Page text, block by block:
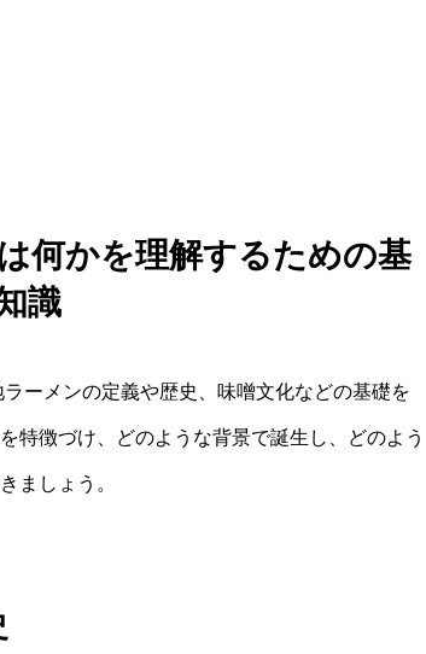
何かを理解するための基
識
ーメンの定義や歴史、味噌文化などの基礎を
特徴づけ、どのような背景で誕生し、どのよう
ましょう。